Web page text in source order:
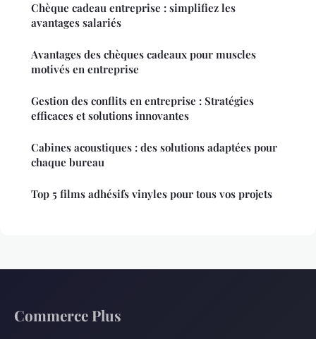
Chèque cadeau entreprise : simplifiez les
avantages salariés
Avantages des chèques cadeaux pour muscles
motivés en entreprise
Gestion des conflits en entreprise : Stratégies
efficaces et solutions innovantes
Cabines acoustiques : des solutions adaptées pour
chaque bureau
Top 5 films adhésifs vinyles pour tous vos projets
Commerce Plus